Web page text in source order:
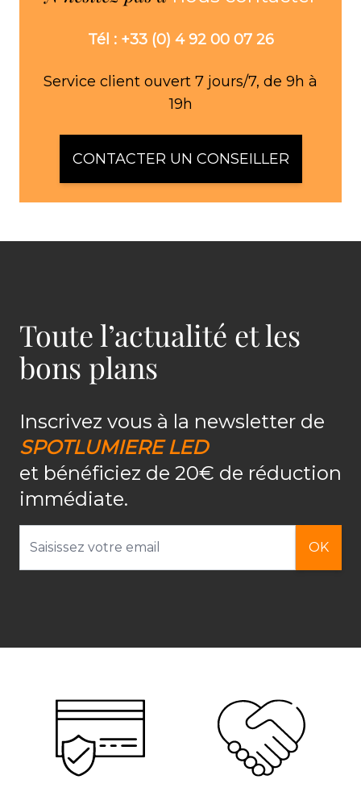
Tél : +33 (0) 4 92 00 07 26
Service client ouvert 7 jours/7, de 9h à
19h
CONTACTER UN CONSEILLER
Toute l’actualité et les
bons plans
Inscrivez vous à la newsletter de
SPOTLUMIERE LED
et bénéficiez de 20€ de réduction
immédiate.
OK